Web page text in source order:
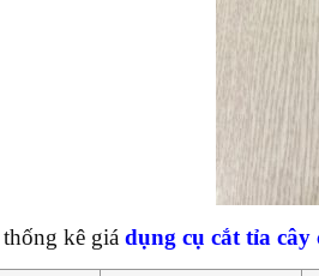
kê giá dụng cụ cắt tỉa cây